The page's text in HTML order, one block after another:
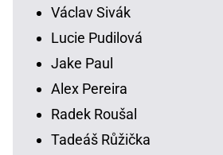
Václav Sivák
Lucie Pudilová
Jake Paul
Alex Pereira
Radek Roušal
Tadeáš Růžička